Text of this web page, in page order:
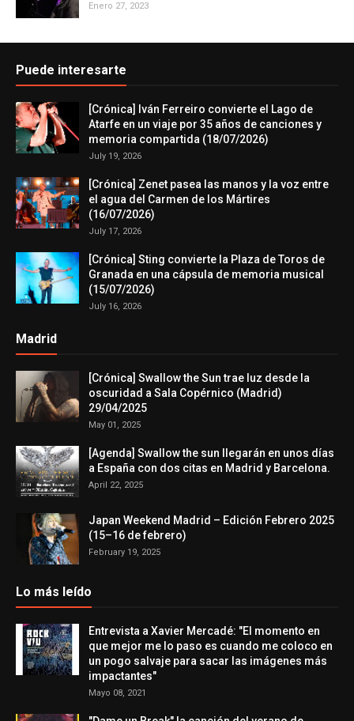
Enero 27, 2023
Puede interesarte
[Crónica] Iván Ferreiro convierte el Lago de
Atarfe en un viaje por 35 años de canciones y
memoria compartida (18/07/2026)
July 19, 2026
[Crónica] Zenet pasea las manos y la voz entre
el agua del Carmen de los Mártires
(16/07/2026)
July 17, 2026
[Crónica] Sting convierte la Plaza de Toros de
Granada en una cápsula de memoria musical
(15/07/2026)
July 16, 2026
Madrid
[Crónica] Swallow the Sun trae luz desde la
oscuridad a Sala Copérnico (Madrid)
29/04/2025
May 01, 2025
[Agenda] Swallow the sun llegarán en unos días
a España con dos citas en Madrid y Barcelona.
April 22, 2025
Japan Weekend Madrid – Edición Febrero 2025
(15–16 de febrero)
February 19, 2025
Lo más leído
Entrevista a Xavier Mercadé: "El momento en
que mejor me lo paso es cuando me coloco en
un pogo salvaje para sacar las imágenes más
impactantes"
Mayo 08, 2021